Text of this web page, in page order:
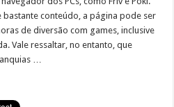
bastante conteúdo, a página pode ser
de diversão com games, inclusive
Vale ressaltar, no entanto, que
…